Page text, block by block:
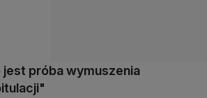
jest próba wymuszenia